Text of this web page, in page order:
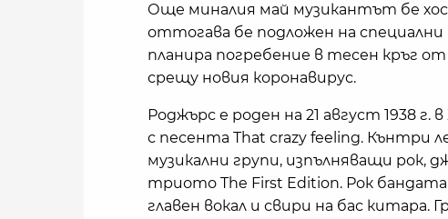
Още миналия май музикантът бе
оттогава бе подложен на
планира погребение в тесен кръг
срещу новия коронавирус.
Роджърс е роден на 21 август 1938 г.
с песента That crazy feeling. Кънтри
музикални групи, изпълняващи рок,
триото The First Edition. Рок бандата
главен вокал и свири на бас китара.